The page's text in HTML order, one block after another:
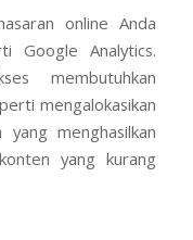
online Anda
Google Analytics.
membutuhkan
mengalokasikan
menghasilkan
yang kurang